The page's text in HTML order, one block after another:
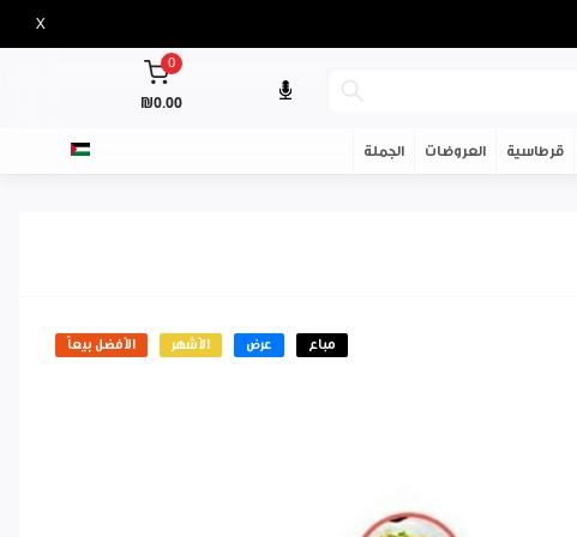
X
0
₪0.00
قرطاسية العروضات الجملة
الأفضل بيعاً الأشهر عرض مباع